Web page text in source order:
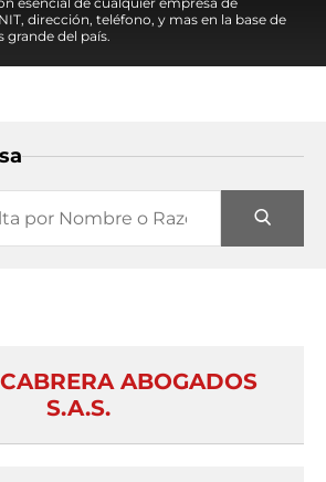
dirección, teléfono, y mas en la base de
grande del país.
ABOGADOS
S.A.S.